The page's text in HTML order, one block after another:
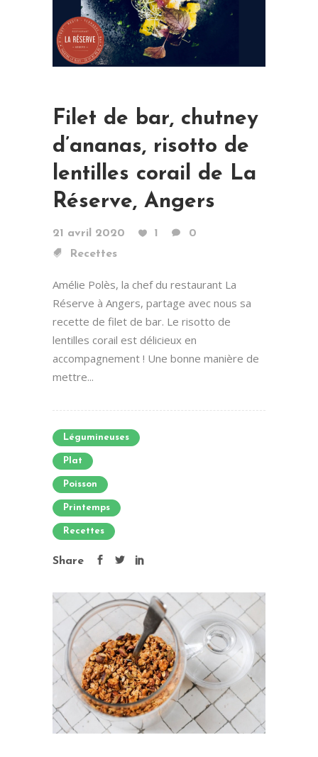
Filet de bar, chutney
d’ananas, risotto de
lentilles corail de La
Réserve, Angers
21 avril 2020 1
0
Recettes
Amélie Polès, la chef du restaurant La
Réserve à Angers, partage avec nous sa
recette de filet de bar. Le risotto de
lentilles corail est délicieux en
accompagnement ! Une bonne manière de
mettre...
Légumineuses
Plat
Poisson
Printemps
Recettes
Share